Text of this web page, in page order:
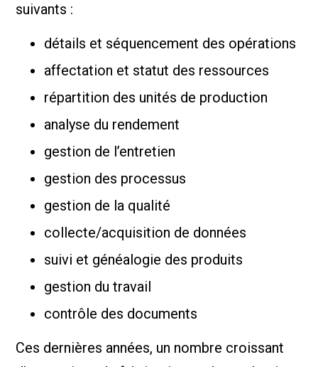
suivants :
détails et séquencement des opérations
affectation et statut des ressources
répartition des unités de production
analyse du rendement
gestion de l’entretien
gestion des processus
gestion de la qualité
collecte/acquisition de données
suivi et généalogie des produits
gestion du travail
contrôle des documents
Ces dernières années, un nombre croissant